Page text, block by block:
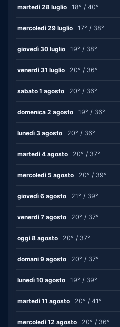
martedì 28 luglio 18° / 40°
mercoledì 29 luglio 17° / 38°
giovedì 30 luglio 19° / 38°
venerdì 31 luglio 20° / 36°
sabato 1 agosto 20° / 36°
domenica 2 agosto 19° / 36°
lunedì 3 agosto 20° / 36°
martedì 4 agosto 20° / 37°
mercoledì 5 agosto 20° / 39°
giovedì 6 agosto 21° / 39°
venerdì 7 agosto 20° / 37°
oggi 8 agosto 20° / 37°
domani 9 agosto 20° / 37°
lunedì 10 agosto 19° / 39°
martedì 11 agosto 20° / 41°
mercoledì 12 agosto 20° / 36°